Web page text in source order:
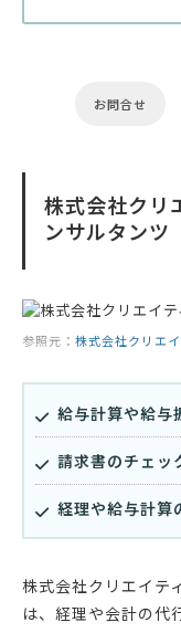
お問合せ
株式会社クリ
ンサルタンツ
参照元： 株式会社クリエ
給与計算や給与
請求書のチェッ
経理や給与計算
株式会社クリエイテ
は、経理や会計の代